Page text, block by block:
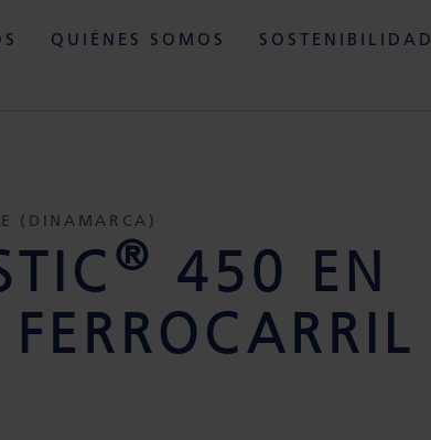
QUIÉNES SOMOS
SOSTENIBILIDAD
(DINAMARCA)
® 450 EN